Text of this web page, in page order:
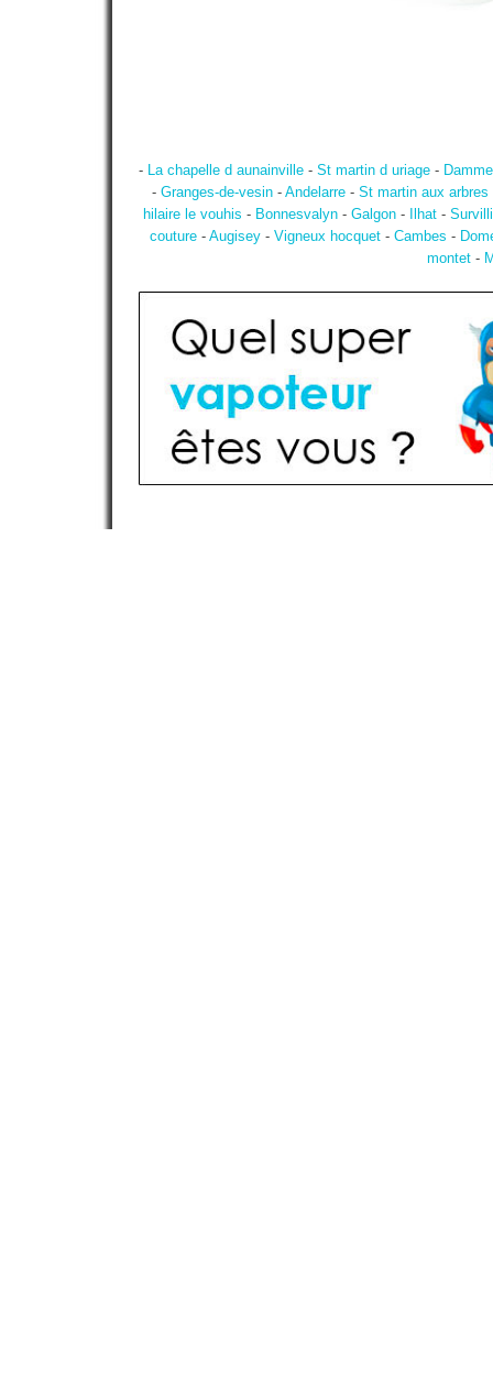
- La chapelle d aunainville- St martin d uriage- Damme
- Granges-de-vesin- Andelarre- St martin aux arbres
hilaire le vouhis - Bonnesvalyn- Galgon- Ilhat-
couture - Augisey - Vigneux hocquet - Cambes -
montet -